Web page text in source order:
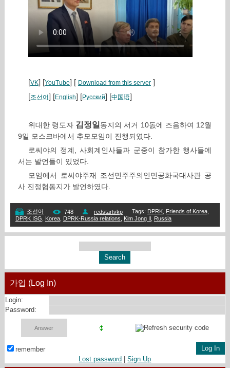
[VK] [YouTube] [ Download from this server]
[조선어] [English] [Русский] [中国语]
위대한 령도자 김정일 동지의 서거 10돐에 즈음하여 12월
9일 모스크바에서 추모모임이 진행되였다.
로씨야의 정계, 사회계인사들과 군중이 참가한 행사들에
서는 발언들이 있었다.
모임에서 로씨야주재 조선민주주의인민공화국대사관 공
사 진정협동지가 발언하였다.
조선어 748 redstartvkp Tags: DPRK, Friends of Korea,
DPRK ISG
Korea, DPRK-Russia relations Kim Jong Il Russia
가입 (Log In)
Login:
Password:
remember
Lost password |Sign Up